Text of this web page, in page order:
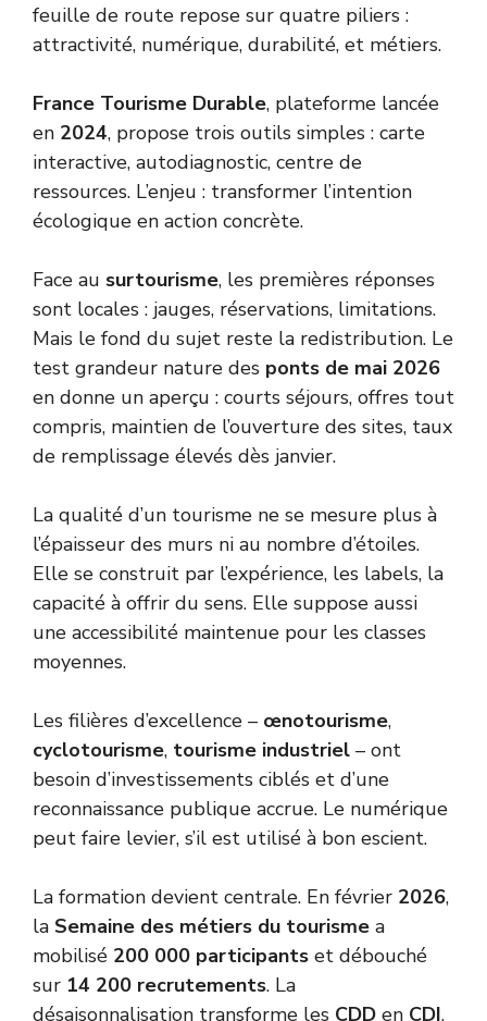
feuille de route repose sur quatre piliers :
attractivité, numérique, durabilité, et métiers.
France Tourisme Durable, plateforme lancée
en 2024, propose trois outils simples : carte
interactive, autodiagnostic, centre de
ressources. L’enjeu : transformer l’intention
écologique en action concrète.
Face au surtourisme, les premières réponses
sont locales : jauges, réservations, limitations.
Mais le fond du sujet reste la redistribution. Le
test grandeur nature des ponts de mai 2026
en donne un aperçu : courts séjours, offres tout
compris, maintien de l’ouverture des sites, taux
de remplissage élevés dès janvier.
La qualité d’un tourisme ne se mesure plus à
l’épaisseur des murs ni au nombre d’étoiles.
Elle se construit par l’expérience, les labels, la
capacité à offrir du sens. Elle suppose aussi
une accessibilité maintenue pour les classes
moyennes.
Les filières d’excellence – œnotourisme,
cyclotourisme, tourisme industriel – ont
besoin d’investissements ciblés et d’une
reconnaissance publique accrue. Le numérique
peut faire levier, s’il est utilisé à bon escient.
La formation devient centrale. En février 2026,
la Semaine des métiers du tourisme a
mobilisé 200 000 participants et débouché
sur 14 200 recrutements. La
désaisonnalisation transforme les CDD en CDI,